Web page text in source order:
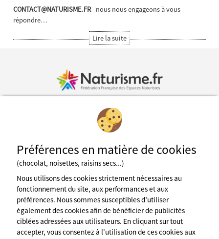
CONTACT@NATURISME.FR- nous nous engageons à vous
répondre…
Inscription à la newsletter
Fédération des espaces naturistes
Mentions légales
CGU du site
Cookies
Charte de confidentialité
Espace presse
A propos de nous
Nos partenaires
Préférences en matière de cookies
(chocolat, noisettes, raisins secs...)
Nous utilisons des cookies strictement nécessaires au
fonctionnement du site, aux performances et aux
préférences. Nous sommes susceptibles d’utiliser
également des cookies afin de bénéficier de publicités
ciblées adressées aux utilisateurs. En cliquant sur tout
accepter, vous consentez à l'utilisation de ces cookies aux